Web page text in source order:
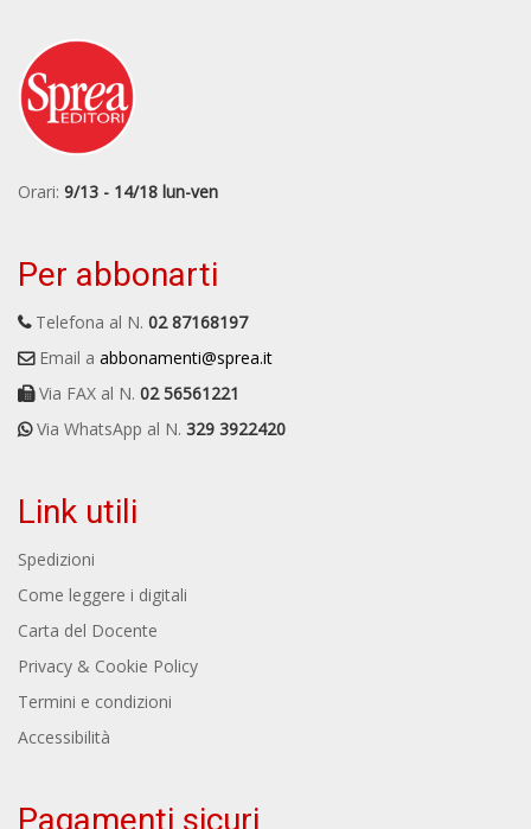
Orari: 9/13 - 14/18 lun-ven
Per abbonarti
Telefona al N. 02 87168197
Email a abbonamenti@sprea.it
Via FAX al N. 02 56561221
Via WhatsApp al N. 329 3922420
Link utili
Spedizioni
Come leggere i digitali
Carta del Docente
Privacy & Cookie Policy
Termini e condizioni
Accessibilità
Pagamenti sicuri